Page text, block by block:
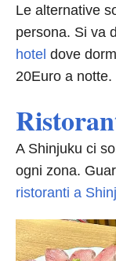
Le alternative
persona. Si va
hotel dove
20Euro a notte.
A Shinjuku ci
ogni zona.
ristoranti a